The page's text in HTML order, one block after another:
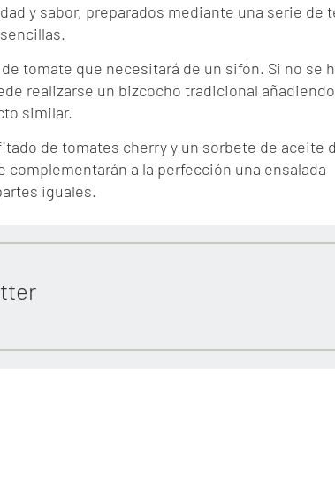
y sabor, preparados mediante una serie de
tomate que necesitará de un sifón. Si no se
realizarse un bizcocho tradicional añadiendo
similar.
de tomates cherry y un sorbete de aceite
a la perfección una ensalada
iguales.